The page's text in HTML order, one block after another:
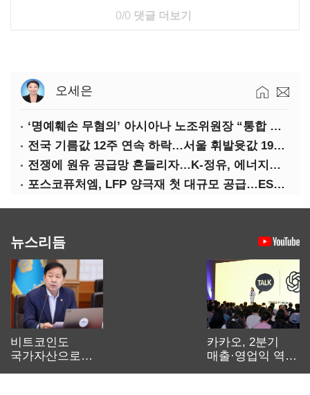
0/0 댓글 더보기
오세은
‘명예훼손 무혐의’ 아시아나 노조위원장 “통합 위해 법적 대응 않겠다”
전국 기름값 12주 연속 하락…서울 휘발윳값 1909원
전쟁에 원유 공급망 흔들리자…K-정유, 에너지안보 핵심으로 재부상
포스코퓨처엠, LFP 양극재 첫 대규모 공급…ESS 시장 공략
뉴스리듬
비트코인도
국가자산으로…'
카카오, 2분기
매출·영업익 역대